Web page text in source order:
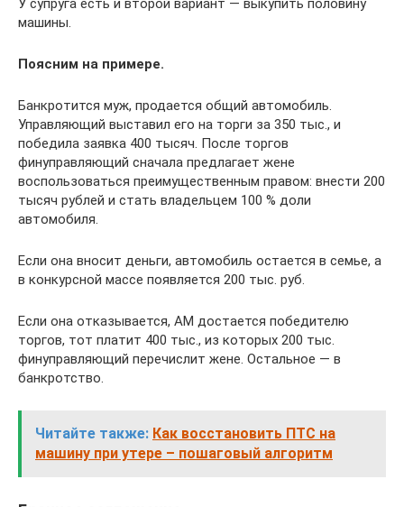
машины.
Поясним на примере.
Банкротится муж, продается общий автомобиль.
Управляющий выставил его на торги за 350 тыс., и
победила заявка 400 тысяч. После торгов
финуправляющий сначала предлагает жене
воспользоваться преимущественным правом: внести 200
тысяч рублей и стать владельцем 100 % доли
автомобиля.
Если она вносит деньги, автомобиль остается в семье, а
в конкурсной массе появляется 200 тыс. руб.
Если она отказывается, АМ достается победителю
торгов, тот платит 400 тыс., из которых 200 тыс.
финуправляющий перечислит жене. Остальное — в
банкротство.
Читайте также: Как восстановить ПТС на
машину при утере – пошаговый алгоритм